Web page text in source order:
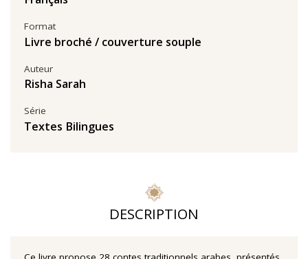
Auteur
Risha Sarah
Série
Textes Bilingues
Format
Livre broché / couverture souple
DESCRIPTION